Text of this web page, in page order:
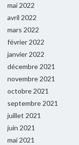
mai 2022
avril 2022
mars 2022
février 2022
janvier 2022
décembre 2021
novembre 2021
octobre 2021
septembre 2021
juillet 2021
juin 2021
mai 2021